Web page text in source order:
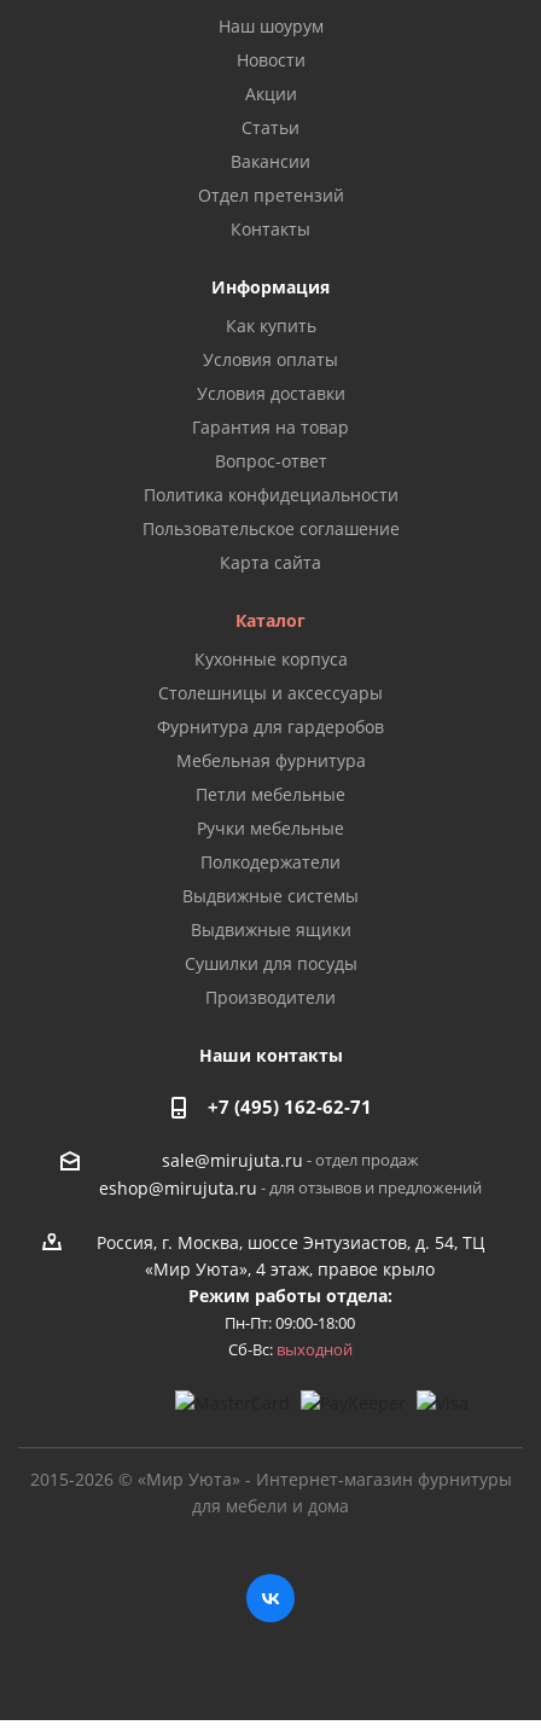
Наш шоурум
Новости
Акции
Статьи
Вакансии
Отдел претензий
Контакты
Информация
Как купить
Условия оплаты
Условия доставки
Гарантия на товар
Вопрос-ответ
Политика конфидециальности
Пользовательское соглашение
Карта сайта
Каталог
Кухонные корпуса
Столешницы и аксессуары
Фурнитура для гардеробов
Мебельная фурнитура
Петли мебельные
Ручки мебельные
Полкодержатели
Выдвижные системы
Выдвижные ящики
Сушилки для посуды
Производители
Наши контакты
+7 (495) 162-62-71
sale@mirujuta.ru - отдел продаж
eshop@mirujuta.ru - для отзывов и предложений
Россия, г. Москва, шоссе Энтузиастов, д. 54, ТЦ
«Мир Уюта», 4 этаж, правое крыло
Режим работы отдела:
Пн-Пт: 09:00-18:00
Сб-Вс: выходной
2015-2026 © «Мир Уюта» - Интернет-магазин фурнитуры
для мебели и дома